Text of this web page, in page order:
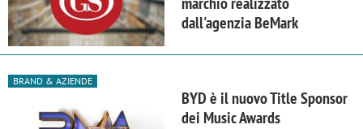
dall'agenzia BeMark
BRAND & AZIENDE
BYD è il nuovo Title Sponsor
dei Music Awards